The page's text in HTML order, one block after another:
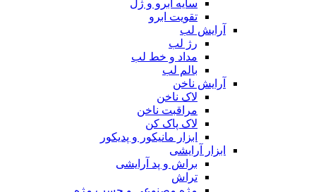
سایه ابرو و ژل
تقویت ابرو
آرایش لب
رژ لب
مداد و خط لب
بالم لب
آرایش ناخن
لاک ناخن
مراقبت ناخن
لاک پاک کن
ابزار مانیکور و پدیکور
ابزار آرایشی
براش و پد آرایشی
تراش